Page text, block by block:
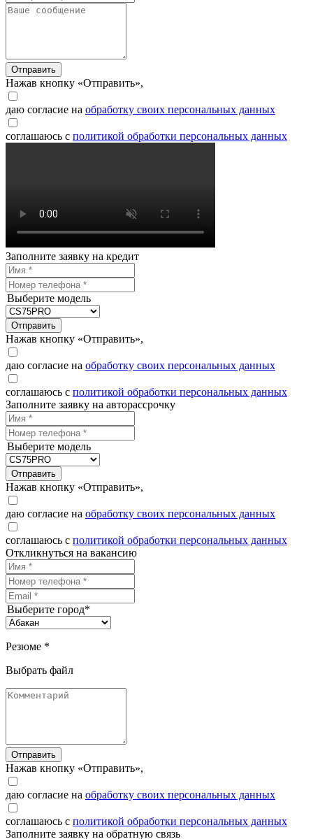
Отправить
Нажав кнопку «Отправить»,
даю согласие на обработку своих персональных данных
соглашаюсь с политикой обработки персональных данных
Заполните заявку на кредит
Выберите модель
Отправить
Нажав кнопку «Отправить»,
даю согласие на обработку своих персональных данных
соглашаюсь с политикой обработки персональных данных
Заполните заявку на авторассрочку
Выберите модель
Отправить
Нажав кнопку «Отправить»,
даю согласие на обработку своих персональных данных
соглашаюсь с политикой обработки персональных данных
Откликнуться на вакансию
Выберите город*
Резюме *
Выбрать файл
Отправить
Нажав кнопку «Отправить»,
даю согласие на обработку своих персональных данных
соглашаюсь с политикой обработки персональных данных
Заполните заявку на обратную связь